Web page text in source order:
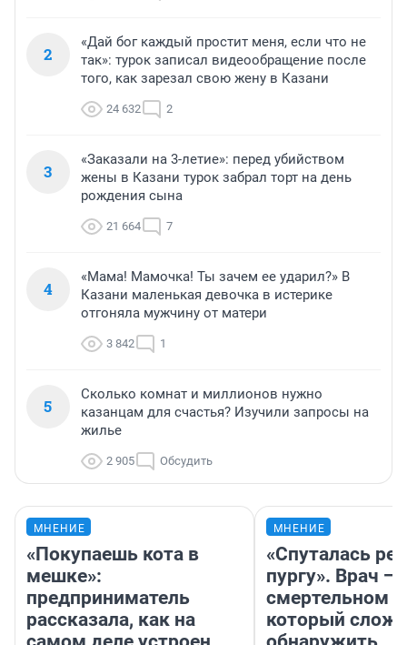
2
«Дай бог каждый простит меня, если что не
так»: турок записал видеообращение после
того, как зарезал свою жену в Казани
24 632 2
3
«Заказали на 3-летие»: перед убийством
жены в Казани турок забрал торт на день
рождения сына
21 664 7
4
«Мама! Мамочка! Ты зачем ее ударил?» В
Казани маленькая девочка в истерике
отгоняла мужчину от матери
3 842 1
5
Сколько комнат и миллионов нужно
казанцам для счастья? Изучили запросы на
жилье
2 905 Обсудить
МНЕНИЕ
«Покупаешь кота в
мешке»:
предприниматель
рассказала, как на
МНЕНИЕ
«Спуталась
пургу». Врач —
смертельном
который